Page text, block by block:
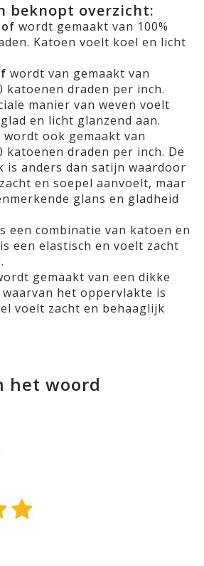
beknopt overzicht:
wordt gemaakt van 100%
Katoen voelt koel en licht
wordt van gemaakt van
katoenen draden per inch.
manier van weven voelt
en licht glanzend aan.
wordt ook gemaakt van
katoenen draden per inch. De
is anders dan satijn waardoor
en soepel aanvoelt, maar
glans en gladheid
een combinatie van katoen en
een elastisch en voelt zacht
gemaakt van een dikke
het oppervlakte is
voelt zacht en behaaglijk
het woord